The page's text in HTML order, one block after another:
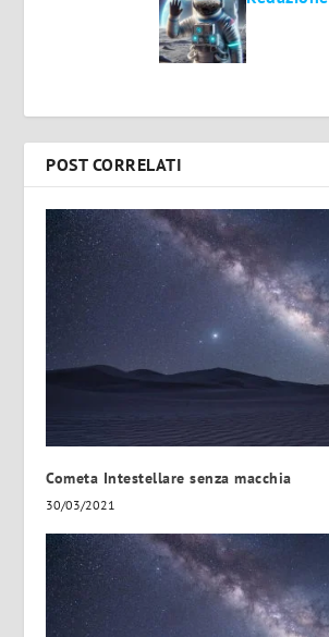
POST CORRELATI
Cometa Intestellare senza macchia
30/03/2021